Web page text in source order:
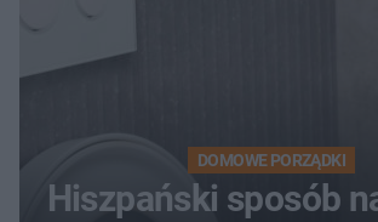
DOMOWE PORZĄDKI
Hiszpański sposób